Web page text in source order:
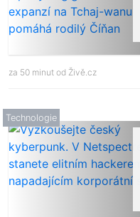
za 50 minut od Živě.cz
Technologie